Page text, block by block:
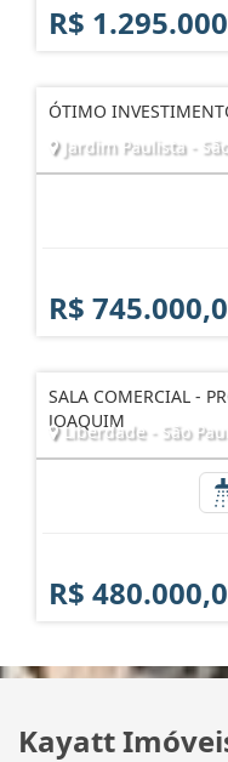
R$
ÓTIMO
Jardim Paulista -
R$
SALA COMERCIAL -
JOAQUIM
Liberdade - São
R$
Kayatt